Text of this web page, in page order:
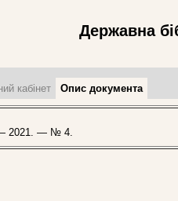
Державна
кабінет Опис документа
— 2021. — № 4.